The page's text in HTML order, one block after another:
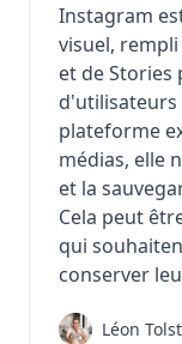
Instagram
visuel,
et de Stories
d'utilisateurs
plateforme
médias, elle
et la
Cela peut
qui
conserver
Léon